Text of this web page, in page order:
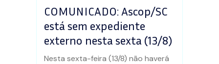
COMUNICADO: Ascop/SC
está sem expediente
externo nesta sexta (13/8)
Nesta sexta-feira (13/8) não haverá